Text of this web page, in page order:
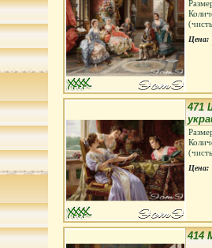
Цена:
471
Цена:
414